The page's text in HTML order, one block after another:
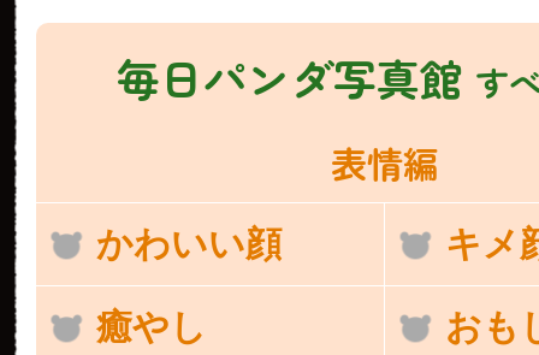
毎日パンダ写真館 す
表情編
かわいい顔 キメ
癒やし おも